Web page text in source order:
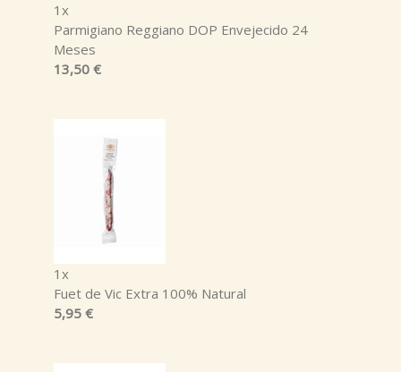
1x
Parmigiano Reggiano DOP Envejecido 24
Meses
13,50 €
1x
Fuet de Vic Extra 100% Natural
5,95 €